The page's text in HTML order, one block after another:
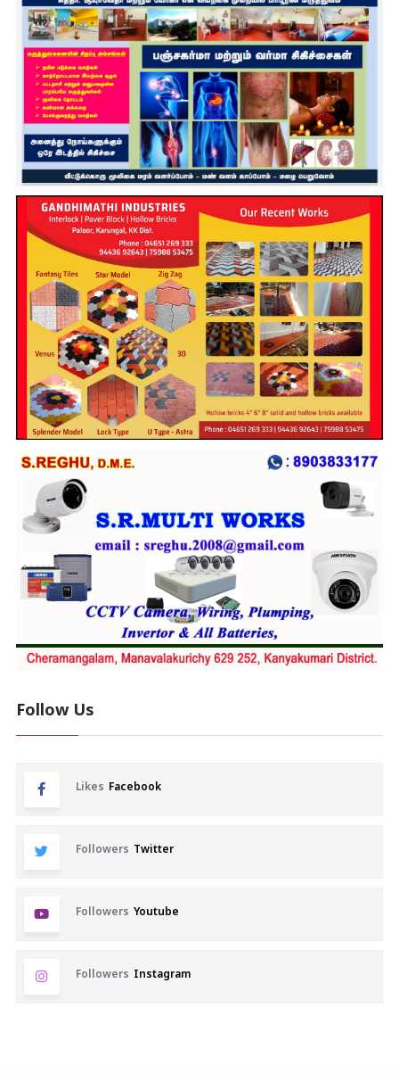
Follow Us
Likes Facebook
Followers Twitter
Followers Youtube
Followers Instagram